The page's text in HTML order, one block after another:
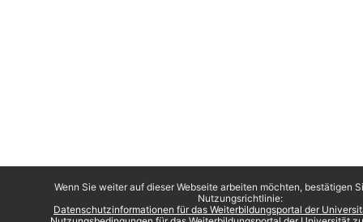
Wenn Sie weiter auf dieser Webseite arbeiten möchten, bestätigen
Nutzungsrichtlinie:
Datenschutzinformationen für das Weiterbildungsportal der